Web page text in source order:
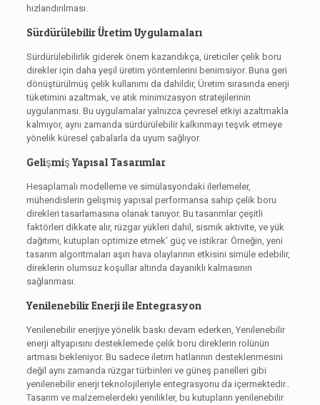
hızlandırılması.
Sürdürülebilir Üretim Uygulamaları
Sürdürülebilirlik giderek önem kazandıkça, üreticiler çelik boru
direkler için daha yeşil üretim yöntemlerini benimsiyor. Buna geri
dönüştürülmüş çelik kullanımı da dahildir, Üretim sırasında enerji
tüketimini azaltmak, ve atık minimizasyon stratejilerinin
uygulanması. Bu uygulamalar yalnızca çevresel etkiyi azaltmakla
kalmıyor, aynı zamanda sürdürülebilir kalkınmayı teşvik etmeye
yönelik küresel çabalarla da uyum sağlıyor.
Gelişmiş Yapısal Tasarımlar
Hesaplamalı modelleme ve simülasyondaki ilerlemeler,
mühendislerin gelişmiş yapısal performansa sahip çelik boru
direkleri tasarlamasına olanak tanıyor. Bu tasarımlar çeşitli
faktörleri dikkate alır, rüzgar yükleri dahil, sismik aktivite, ve yük
dağıtımı, kutupları optimize etmek’ güç ve istikrar. Örneğin, yeni
tasarım algoritmaları aşırı hava olaylarının etkisini simüle edebilir,
direklerin olumsuz koşullar altında dayanıklı kalmasının
sağlanması.
Yenilenebilir Enerji ile Entegrasyon
Yenilenebilir enerjiye yönelik baskı devam ederken, Yenilenebilir
enerji altyapısını desteklemede çelik boru direklerin rolünün
artması bekleniyor. Bu sadece iletim hatlarının desteklenmesini
değil aynı zamanda rüzgar türbinleri ve güneş panelleri gibi
yenilenebilir enerji teknolojileriyle entegrasyonu da içermektedir..
Tasarım ve malzemelerdeki yenilikler, bu kutupların yenilenebilir